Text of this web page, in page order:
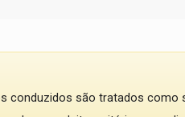
conduzidos são tratados como